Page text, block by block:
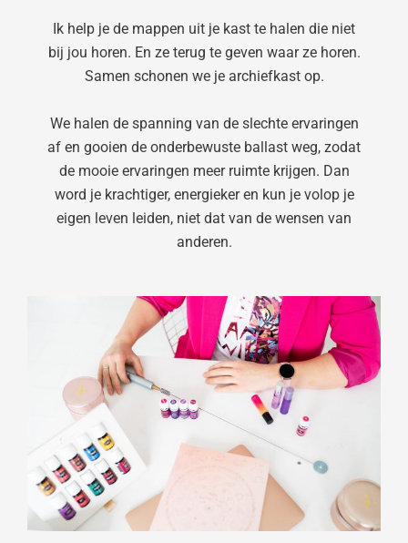
Ik help je de mappen uit je kast te halen die niet
bij jou horen. En ze terug te geven waar ze horen.
Samen schonen we je archiefkast op.
We halen de spanning van de slechte ervaringen
af en gooien de onderbewuste ballast weg, zodat
de mooie ervaringen meer ruimte krijgen. Dan
word je krachtiger, energieker en kun je volop je
eigen leven leiden, niet dat van de wensen van
anderen.